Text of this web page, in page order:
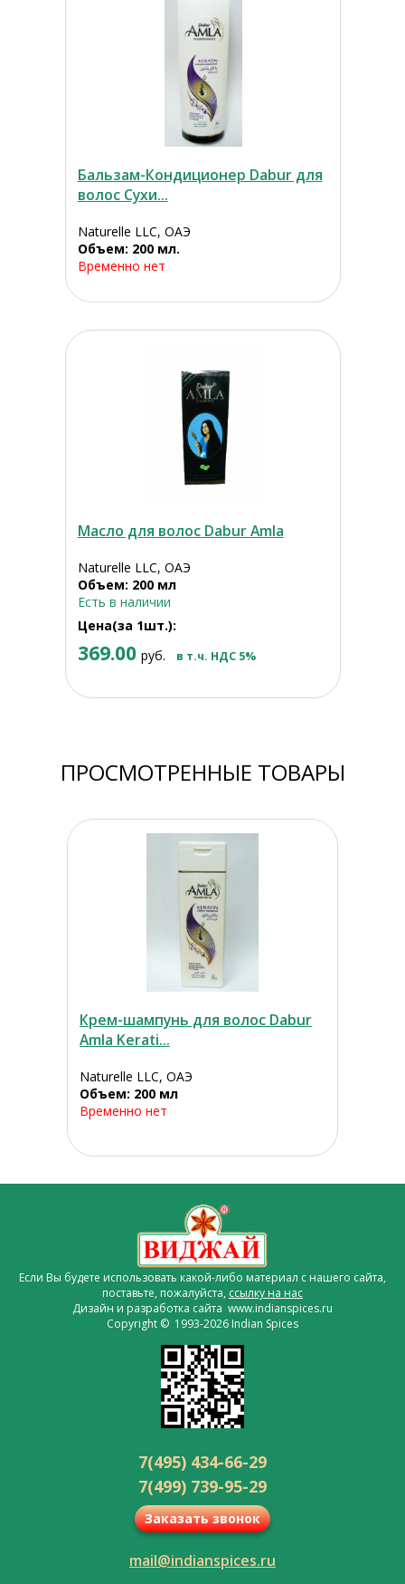
Бальзам-Кондиционер Dabur для
волос Сухи...
Naturelle LLC, ОАЭ
Объем: 200 мл.
Временно нет
Масло для волос Dabur Amla
Naturelle LLC, ОАЭ
Объем: 200 мл
Есть в наличии
Цена(за 1шт.):
369.00 руб. в т.ч. НДС 5%
ПРОСМОТРЕННЫЕ ТОВАРЫ
Крем-шампунь для волос Dabur
Amla Kerati...
Naturelle LLC, ОАЭ
Объем: 200 мл
Временно нет
Если Вы будете использовать какой-либо материал с нашего сайта,
поставьте, пожалуйста, ссылку на нас
Дизайн и разработка сайта www.indianspices.ru
Copyright © 1993-2026 Indian Spices
7(495) 434-66-29
7(499) 739-95-29
Заказать звонок
mail@indianspices.ru